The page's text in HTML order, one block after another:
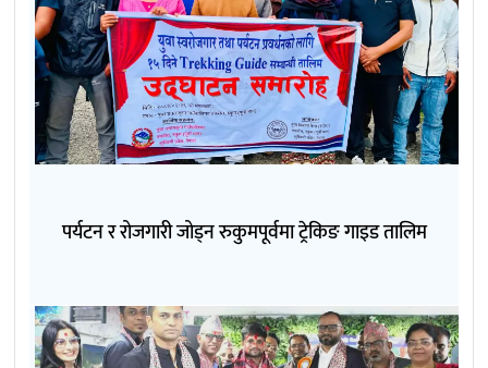
पर्यटन र रोजगारी जोड्न रुकुमपूर्वमा ट्रेकिङ गाइड तालिम